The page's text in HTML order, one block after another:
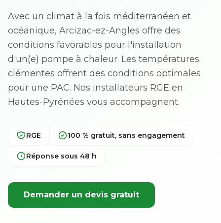
Avec un climat à la fois méditerranéen et
océanique, Arcizac-ez-Angles offre des
conditions favorables pour l'installation
d'un(e) pompe à chaleur. Les températures
clémentes offrent des conditions optimales
pour une PAC. Nos installateurs RGE en
Hautes-Pyrénées vous accompagnent.
RGE 100 % gratuit, sans engagement
Réponse sous 48 h
Demander un devis gratuit